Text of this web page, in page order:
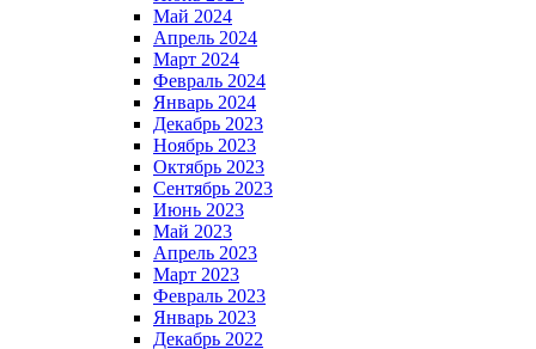
Май 2024
Апрель 2024
Март 2024
Февраль 2024
Январь 2024
Декабрь 2023
Ноябрь 2023
Октябрь 2023
Сентябрь 2023
Июнь 2023
Май 2023
Апрель 2023
Март 2023
Февраль 2023
Январь 2023
Декабрь 2022